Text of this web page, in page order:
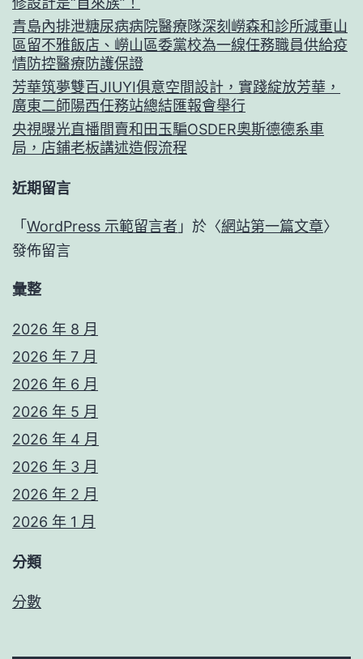
青島內排泄糖尿病病院醫療隊深刻嶗森和診所減重山
區留不雅飯店、嶗山區委黨校為一線任務職員供給疫
情防控醫療防護保證
芳華筑夢雙百JIUYI俱意空間設計，實踐綻放芳華，
廣東二師陽西任務站總結匯報會舉行
央視曝光直播間賣和田玉騙OSDER奧斯德德系車
局，店鋪老板講述造假流程
近期留言
「 WordPress 示範留言者 」於〈網站第一篇文章〉
發佈留言
彙整
2026 年 8 月
2026 年 7 月
2026 年 6 月
2026 年 5 月
2026 年 4 月
2026 年 3 月
2026 年 2 月
2026 年 1 月
分類
分數